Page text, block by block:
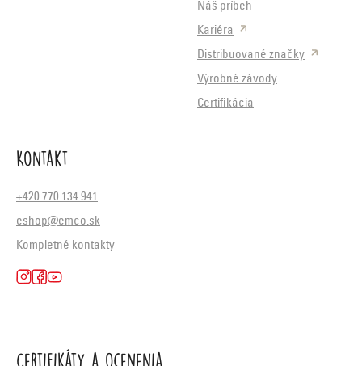
Náš príbeh
Kariéra
Distribuované značky
Výrobné závody
Certifikácia
Kontakt
+420 770 134 941
eshop@emco.sk
Kompletné kontakty
Certifikáty a ocenenia